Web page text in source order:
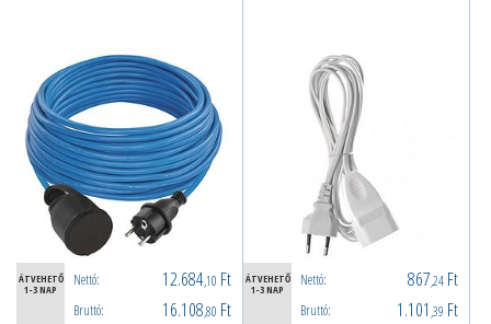
ÁTVEHETŐ
1-3 NAP
Nettó: 12.684,10 Ft
Bruttó: 16.108,80 Ft
ÁTVEHETŐ
1-3 NAP
Nettó: 867,24 Ft
Bruttó: 1.101 ,39 Ft